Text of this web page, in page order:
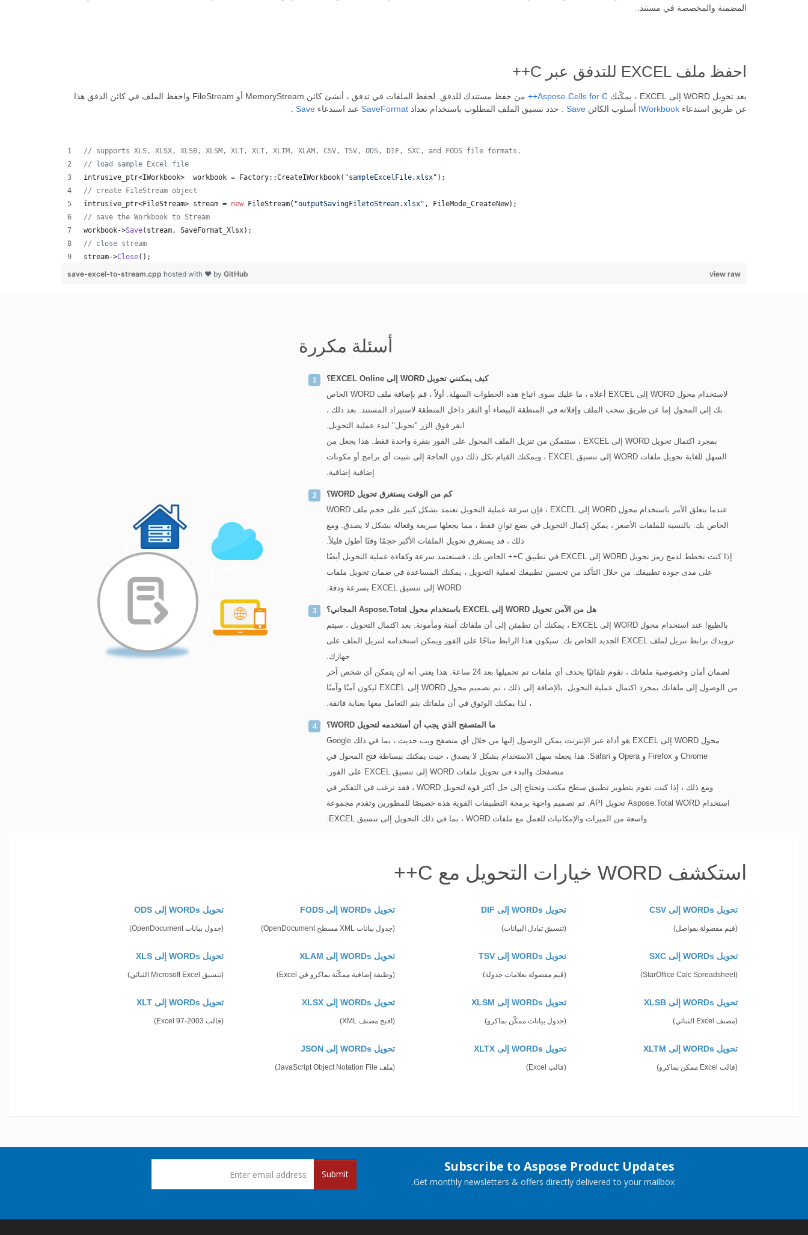
المضمنة والمخصصة في مستند.
احفظ ملف EXCEL للتدفق عبر C++
بعد تحويل WORD إلى EXCEL ، يمكّنك Aspose.Cells for C++
من حفظ مستندك للدفق. لحفظ الملفات في تدفق ، أنشئ كائن MemoryStream أو FileStream واحفظ الملف في كائن الدفق هذا
عن طريق استدعاء IWorkbook أسلوب الكائن Save . حدد تنسيق الملف المطلوب باستخدام تعداد SaveFormat عند استدعاء Save
// supports XLS, XLSX, XLSB, XLSM, XLT, XLT, XLTM, XLAM, CSV, TSV, ODS, DIF, SXC, and FODS file formats.
// load sample Excel file
intrusive_ptr<IWorkbook>  workbook = Factory::CreateIWorkbook( "sampleExcelFile.xlsx" );
// create FileStream object
intrusive_ptr<FileStream> stream = new FileStream( "outputSavingFiletoStream.xlsx" , FileMode_CreateNew);
// save the Workbook to Stream
workbook->Save(stream, SaveFormat_Xlsx);
// close stream
stream->Close();
view raw
save-excel-to-stream.cpp hosted with ❤ by GitHub
أسئلة مكررة
كيف يمكنني تحويل WORD إلى EXCEL Online؟
لاستخدام محول WORD إلى EXCEL أعلاه ، ما عليك سوى اتباع هذه الخطوات السهلة. أولاً ، قم بإضافة ملف WORD الخاص
بك إلى المحول إما عن طريق سحب الملف وإفلاته في المنطقة البيضاء أو النقر داخل المنطقة لاستيراد المستند. بعد ذلك ،
انقر فوق الزر "تحويل" لبدء عملية التحويل.
بمجرد اكتمال تحويل WORD إلى EXCEL ، ستتمكن من تنزيل الملف المحول على الفور بنقرة واحدة فقط. هذا يجعل من
السهل للغاية تحويل ملفات WORD إلى تنسيق EXCEL ، ويمكنك القيام بكل ذلك دون الحاجة إلى تثبيت أي برامج أو مكونات
إضافية إضافية.
كم من الوقت يستغرق تحويل WORD؟
عندما يتعلق الأمر باستخدام محول WORD إلى EXCEL ، فإن سرعة عملية التحويل تعتمد بشكل كبير على حجم ملف WORD
الخاص بك. بالنسبة للملفات الأصغر ، يمكن إكمال التحويل في بضع ثوانٍ فقط ، مما يجعلها سريعة وفعالة بشكل لا يصدق. ومع
ذلك ، قد يستغرق تحويل الملفات الأكبر حجمًا وقتًا أطول قليلاً.
إذا كنت تخطط لدمج رمز تحويل WORD إلى EXCEL في تطبيق C++ الخاص بك ، فستعتمد سرعة وكفاءة عملية التحويل أيضًا
على مدى جودة تطبيقك. من خلال التأكد من تحسين تطبيقك لعملية التحويل ، يمكنك المساعدة في ضمان تحويل ملفات
WORD إلى تنسيق EXCEL بسرعة ودقة.
هل من الآمن تحويل WORD إلى EXCEL باستخدام محول Aspose.Total المجاني؟
بالطبع! عند استخدام محول WORD إلى EXCEL ، يمكنك أن تطمئن إلى أن ملفاتك آمنة ومأمونة. بعد اكتمال التحويل ، سيتم
تزويدك برابط تنزيل لملف EXCEL الجديد الخاص بك. سيكون هذا الرابط متاحًا على الفور ويمكن استخدامه لتنزيل الملف على
جهازك.
لضمان أمان وخصوصية ملفاتك ، نقوم تلقائيًا بحذف أي ملفات تم تحميلها بعد 24 ساعة. هذا يعني أنه لن يتمكن أي شخص آخر
من الوصول إلى ملفاتك بمجرد اكتمال عملية التحويل. بالإضافة إلى ذلك ، تم تصميم محول WORD إلى EXCEL ليكون آمنًا وآمنًا
، لذا يمكنك الوثوق في أن ملفاتك يتم التعامل معها بعناية فائقة.
ما المتصفح الذي يجب أن أستخدمه لتحويل WORD؟
محول WORD إلى EXCEL هو أداة عبر الإنترنت يمكن الوصول إليها من خلال أي متصفح ويب حديث ، بما في ذلك Google
Chrome و Firefox و Opera و Safari. هذا يجعله سهل الاستخدام بشكل لا يصدق ، حيث يمكنك ببساطة فتح المحول في
متصفحك والبدء في تحويل ملفات WORD إلى تنسيق EXCEL على الفور.
ومع ذلك ، إذا كنت تقوم بتطوير تطبيق سطح مكتب وتحتاج إلى حل أكثر قوة لتحويل WORD ، فقد ترغب في التفكير في
استخدام Aspose.Total WORD تحويل API. تم تصميم واجهة برمجة التطبيقات القوية هذه خصيصًا للمطورين وتقدم مجموعة
واسعة من الميزات والإمكانيات للعمل مع ملفات WORD ، بما في ذلك التحويل إلى تنسيق EXCEL.
استكشف WORD خيارات التحويل مع C++
تحويل WORDs إلى CSV
(قيم مفصولة بفواصل)
تحويل WORDs إلى DIF
(تنسيق تبادل البيانات)
تحويل WORDs إلى FODS
(جدول بيانات XML مسطح OpenDocument)
تحويل WORDs إلى ODS
(جدول بيانات OpenDocument)
تحويل WORDs إلى SXC
(StarOffice Calc Spreadsheet)
تحويل WORDs إلى TSV
(قيم مفصولة بعلامات جدولة)
تحويل WORDs إلى XLAM
(وظيفة إضافية ممكّنة بماكرو في Excel)
تحويل WORDs إلى XLS
(تنسيق Microsoft Excel الثنائي)
تحويل WORDs إلى XLSB
(مصنف Excel الثنائي)
تحويل WORDs إلى XLSM
(جدول بيانات ممكّن بماكرو)
تحويل WORDs إلى XLSX
(افتح مصنف XML)
تحويل WORDs إلى XLT
(قالب Excel 97-2003)
تحويل WORDs إلى XLTM
(قالب Excel ممكن بماكرو)
تحويل WORDs إلى XLTX
(قالب Excel)
تحويل WORDs إلى JSON
(ملف JavaScript Object Notation File)
Subscribe to Aspose Product Updates
Get monthly newsletters & offers directly delivered to your mailbox.
Submit